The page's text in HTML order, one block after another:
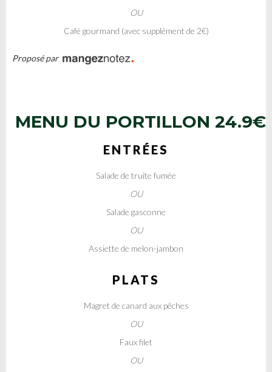
OU
Café gourmand (avec supplément de 2€)
Proposé par
MENU DU PORTILLON 24.9€
ENTRÉES
Salade de truite fumée
OU
Salade gasconne
OU
Assiette de melon-jambon
PLATS
Magret de canard aux pêches
OU
Faux filet
OU